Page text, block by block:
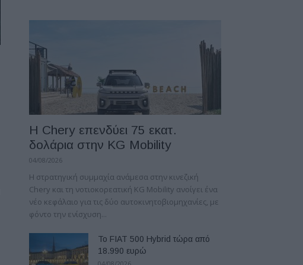
Η Chery επενδύει 75 εκατ.
δολάρια στην KG Mobility
04/08/2026
H στρατηγική συμμαχία ανάμεσα στην κινεζική
Chery και τη νοτιοκορεατική KG Mobility ανοίγει ένα
νέο κεφάλαιο για τις δύο αυτοκινητοβιομηχανίες, με
φόντο την ενίσχυση...
Το FIAT 500 Hybrid τώρα από
18.990 ευρώ